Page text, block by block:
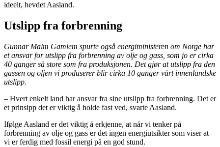
ideelt, hevdet Aasland.
Utslipp fra forbrenning
Gunnar Malm Gamlem spurte også energiministeren om Norge har
et ansvar for utslipp fra forbrenning av olje og gass, som jo er cirka
40 ganger så store som fra produksjonen. Det gjør at utslipp fra den
gassen og oljen vi produserer blir cirka 10 ganger vårt innenlandske
utslipp.
– Hvert enkelt land har ansvar fra sine utslipp fra forbrenning. Det er
et prinsipp det er viktig å holde fast ved, svarte Aasland.
Ifølge Aasland er det viktig å erkjenne, at når vi tenker på
forbrenning av olje og gass er det ingen energiutsikter som viser at
vi er ferdig med fossil energi på en god stund.